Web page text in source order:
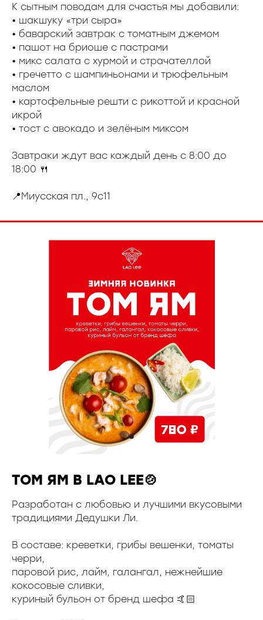
К сытным поводам для счастья мы добавили:
• шакшуку «три сыра»
• баварский завтрак с томатным джемом
• пашот на бриоше с пастрами
• микс салата с хурмой и страчателлой
• гречетто с шампиньонами и трюфельным
маслом
• картофельные решти с рикоттой и красной
икрой
• тост с авокадо и зелёным миксом
Завтраки ждут вас каждый день с 8:00 до
18:00 🍴
📍Миусская пл., 9с11
ТОМ ЯМ В LAO LEE🍲
Разработан с любовью и лучшими вкусовыми
традициями Дедушки Ли.
В составе: креветки, грибы вешенки, томаты
черри,
паровой рис, лайм, галангал, нежнейшие
кокосовые сливки,
куриный бульон от бренд шефа 🤙🏻